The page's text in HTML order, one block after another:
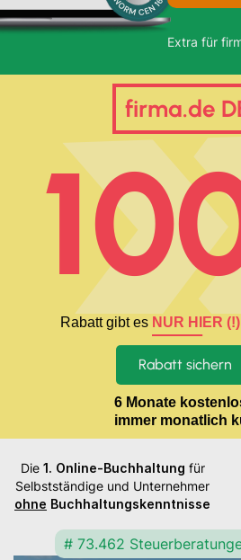
Extra für
firma.de
Rabatt gibt es NUR HIER (!)
Rabatt sichern
6 Monate
immer monatlich
Die 1. Online-Buchhaltung für
Selbstständige und Unternehmer
ohne Buchhaltungskenntnisse
# 73.462